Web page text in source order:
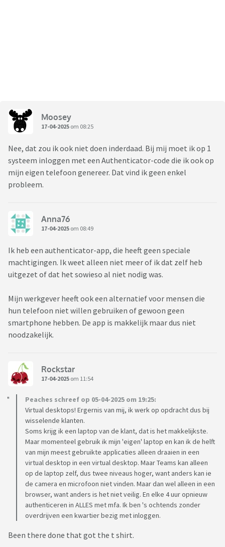
Moosey
17-04-2025 om 08:25
Nee, dat zou ik ook niet doen inderdaad. Bij mij moet ik op 1
systeem inloggen met een Authenticator-code die ik ook op
mijn eigen telefoon genereer. Dat vind ik geen enkel
probleem.
Anna76
17-04-2025 om 08:49
Ik heb een authenticator-app, die heeft geen speciale
machtigingen. Ik weet alleen niet meer of ik dat zelf heb
uitgezet of dat het sowieso al niet nodig was.
Mijn werkgever heeft ook een alternatief voor mensen die
hun telefoon niet willen gebruiken of gewoon geen
smartphone hebben. De app is makkelijk maar dus niet
noodzakelijk.
Rockstar
17-04-2025 om 11:54
Peaches schreef op 05-04-2025 om 19:25:
Virtual desktops! Ergernis van mij, ik werk op opdracht dus bij
wisselende klanten.
Soms krijg ik een laptop van de klant, dat is het makkelijkste.
Maar momenteel gebruik ik mijn 'eigen' laptop en kan ik de helft
van mijn meest gebruikte applicaties alleen draaien in een
virtual desktop in een virtual desktop. Maar Teams kan alleen
op de laptop zelf, dus twee niveaus hoger, want anders kan ie
de camera en microfoon niet vinden. Maar dan wel alleen in een
browser, want anders is het niet veilig. En elke 4 uur opnieuw
authenticeren in ALLES met mfa. Ik ben 's ochtends zonder
overdrijven een kwartier bezig met inloggen.
Been there done that got the t shirt.